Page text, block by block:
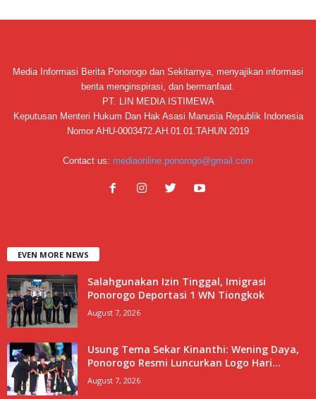
Media Informasi Berita Ponorogo dan Sekitarnya, menyajikan informasi
berita menginspirasi, dan bermanfaat.
PT. LIN MEDIA ISTIMEWA
Keputusan Menteri Hukum Dan Hak Asasi Manusia Republik Indonesia
Nomor AHU-0003472.AH.01.01.TAHUN 2019
Contact us: mediaonline.ponorogo@gmail.com
EVEN MORE NEWS
Salahgunakan Izin Tinggal, Imigrasi
Ponorogo Deportasi 1 WN Tiongkok
August 7, 2026
Usung Tema Sekar Kinanthi: Wening Daya,
Ponorogo Resmi Luncurkan Logo Hari...
August 7, 2026